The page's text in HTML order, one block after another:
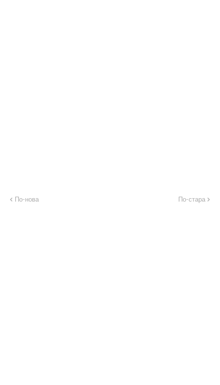
По-нова По-стара